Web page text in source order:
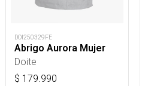
DOI250329FE
Abrigo Aurora Mujer
Doite
$ 179.990